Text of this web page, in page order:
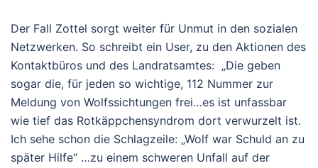
Der Fall Zottel sorgt weiter für Unmut in den sozialen
Netzwerken. So schreibt ein User, zu den Aktionen des
Kontaktbüros und des Landratsamtes: „Die geben
sogar die, für jeden so wichtige, 112 Nummer zur
Meldung von Wolfssichtungen frei…es ist unfassbar
wie tief das Rotkäppchensyndrom dort verwurzelt ist.
Ich sehe schon die Schlagzeile: „Wolf war Schuld an zu
später Hilfe“ …zu einem schweren Unfall auf der